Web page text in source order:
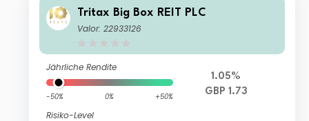
Tritax Big Box REIT PLC
Valor: 22933126
Jährliche Rendite
-50% 0% +50%
Risiko-Level
1.05%
GBP 1.73